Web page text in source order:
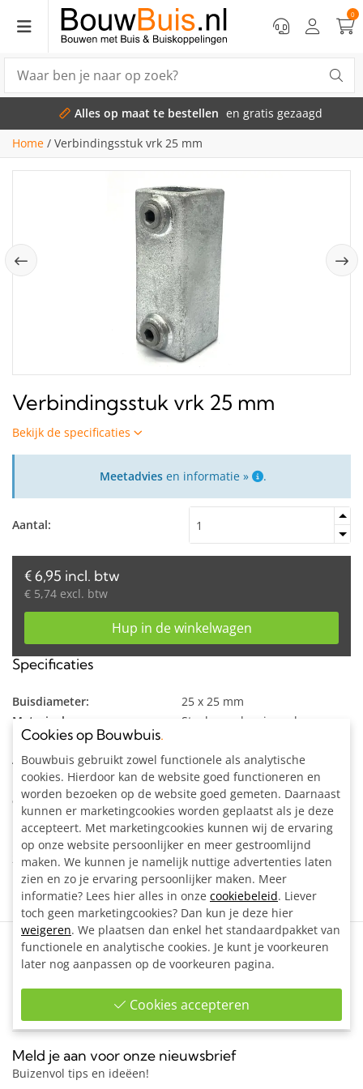
0
Alles op maat te bestellen en gratis gezaagd
Home / Verbindingsstuk vrk 25 mm
Verbindingsstuk vrk 25 mm
Bekijk de specificaties
Meetadviesen informatie » .
Aantal:
€ 6,95 incl. btw
€ 5,74 excl. btw
Hup in de winkelwagen
Specificaties
Buisdiameter:
25 x 25 mm
Materiaal:
Staal, gegalvaniseerd
Kleur:
Artikelnummer:
204350
Omschrijving
Buiskoppeling voor het maken van een rechte verbinding van
2 buizen.
Contactformulier
Vul ons contactformulier in
Wij helpen je graag
Meld je aan voor onze nieuwsbrief
Buizenvol tips en ideëen!
Cookies op Bouwbuis
Bouwbuis gebruikt zowel functionele als analytische
cookies. Hierdoor kan de website goed functioneren en
worden bezoeken op de website goed gemeten. Daarnaast
kunnen er marketingcookies worden geplaatst als je deze
accepteert. Met marketingcookies kunnen wij de ervaring
op onze website persoonlijker en meer gestroomlijnd
maken. We kunnen je namelijk nuttige advertenties laten
zien en zo je ervaring persoonlijker maken. Meer
informatie? Lees hier alles in onze cookiebeleid. Liever
toch geen marketingcookies? Dan kun je deze hier
weigeren. We plaatsen dan enkel het standaardpakket van
functionele en analytische cookies. Je kunt je voorkeuren
later nog aanpassen op de voorkeuren pagina.
Cookies accepteren